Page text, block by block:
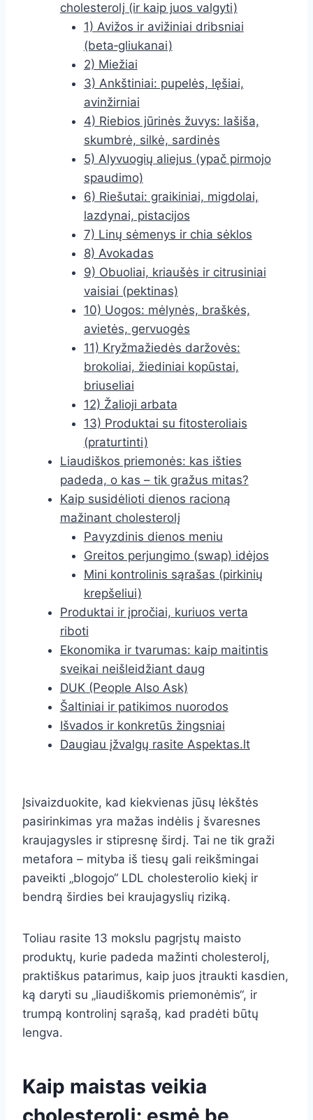
cholesterolį (ir kaip juos valgyti)
1) Avižos ir avižiniai dribsniai
(beta‑gliukanai)
2) Miežiai
3) Ankštiniai: pupelės, lęšiai,
avinžirniai
4) Riebios jūrinės žuvys: lašiša,
skumbrė, silkė, sardinės
5) Alyvuogių aliejus (ypač pirmojo
spaudimo)
6) Riešutai: graikiniai, migdolai,
lazdynai, pistacijos
7) Linų sėmenys ir chia sėklos
8) Avokadas
9) Obuoliai, kriaušės ir citrusiniai
vaisiai (pektinas)
10) Uogos: mėlynės, braškės,
avietės, gervuogės
11) Kryžmažiedės daržovės:
brokoliai, žiediniai kopūstai,
briuseliai
12) Žalioji arbata
13) Produktai su fitosteroliais
(praturtinti)
Liaudiškos priemonės: kas išties
padeda, o kas – tik gražus mitas?
Kaip susidėlioti dienos racioną
mažinant cholesterolį
Pavyzdinis dienos meniu
Greitos perjungimo (swap) idėjos
Mini kontrolinis sąrašas (pirkinių
krepšeliui)
Produktai ir įpročiai, kuriuos verta
riboti
Ekonomika ir tvarumas: kaip maitintis
sveikai neišleidžiant daug
DUK (People Also Ask)
Šaltiniai ir patikimos nuorodos
Išvados ir konkretūs žingsniai
Daugiau įžvalgų rasite Aspektas.lt
Įsivaizduokite, kad kiekvienas jūsų lėkštės
pasirinkimas yra mažas indėlis į švaresnes
kraujagysles ir stipresnę širdį. Tai ne tik graži
metafora – mityba iš tiesų gali reikšmingai
paveikti „blogojo“ LDL cholesterolio kiekį ir
bendrą širdies bei kraujagyslių riziką.
Toliau rasite 13 mokslu pagrįstų maisto
produktų, kurie padeda mažinti cholesterolį,
praktiškus patarimus, kaip juos įtraukti kasdien,
ką daryti su „liaudiškomis priemonėmis“, ir
trumpą kontrolinį sąrašą, kad pradėti būtų
lengva.
Kaip maistas veikia